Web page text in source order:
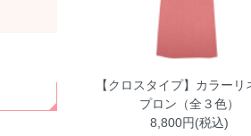
【クロスタイプ】カラーリ
プロン（全３色）
8,800円(税込)